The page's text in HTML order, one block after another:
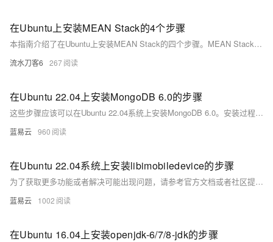
在Ubuntu上安装MEAN Stack的4个步骤
本指南介绍了在Ubuntu上安装MEAN Stack的四个步骤。MEAN Stack是一种基于JavaScript的开发堆栈，包含MongoDB、ExpressJS、AngularJS和NodeJS。步骤包括：1. 更新系统并准备安装MEAN；2. 从官方源安装最新版MongoDB；3. 安装NodeJS、Git和NPM；4. 克隆mean.io仓库并使用NPM安装剩余依赖项。通过这些步骤，您可以快速搭建基于MEAN Stack的应用开发环境。
流水刀客6 267
在Ubuntu 22.04上安装MongoDB 6.0的步骤
这些步骤应该可以在Ubuntu 22.04系统上安装MongoDB 6.0。安装过程中，如果遇到任何问题，可以查阅MongoDB的官方文档或者Ubuntu的相关帮助文档，这些资源通常提供了解决特定问题的详细指导。
蓝易云 960
在Ubuntu 22.04系统上安装libimobiledevice的步骤
为了获取更多功能或者解决可能出现问题，请参考官方文档或者社区提供支持。
蓝易云 1002
在Ubuntu 16.04上安装openjdk-6/7/8-jdk的步骤